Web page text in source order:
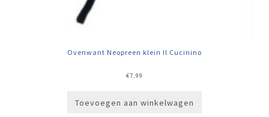
Ovenwant Neopreen klein Il Cucinino
€7,99
Toevoegen aan winkelwagen